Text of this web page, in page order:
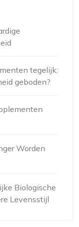
tegelijk:
geboden?
Worden
Biologische
Levensstijl